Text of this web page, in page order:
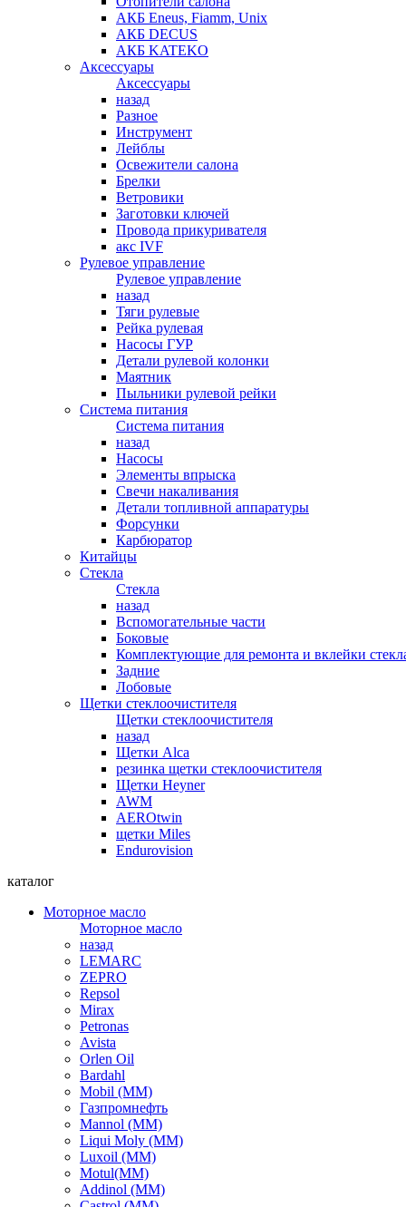
АКБ Eneus, Fiamm, Unix
АКБ DECUS
АКБ KATEKO
Аксессуары
Аксессуары
назад
Разное
Инструмент
Лейблы
Освежители салона
Брелки
Ветровики
Заготовки ключей
Провода прикуривателя
акс IVF
Рулевое управление
Рулевое управление
назад
Тяги рулевые
Рейка рулевая
Насосы ГУР
Детали рулевой колонки
Маятник
Пыльники рулевой рейки
Система питания
Система питания
назад
Насосы
Элементы впрыска
Свечи накаливания
Детали топливной аппаратуры
Форсунки
Карбюратор
Китайцы
Стекла
Стекла
назад
Вспомогательные части
Боковые
Комплектующие для ремонта и вклейки
Задние
Лобовые
Щетки стеклоочистителя
Щетки стеклоочистителя
назад
Щетки Alca
резинка щетки стеклоочистителя
Щетки Heyner
AWM
AEROtwin
щетки Miles
Endurovision
каталог
Моторное масло
Моторное масло
назад
LEMARC
ZEPRO
Repsol
Mirax
Petronas
Avista
Orlen Oil
Bardahl
Mobil (ММ)
Газпромнефть
Mannol (ММ)
Liqui Moly (ММ)
Luxoil (ММ)
Motul(ММ)
Addinol (ММ)